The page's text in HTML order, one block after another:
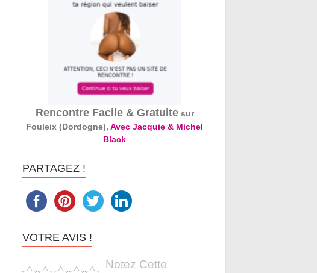
Rencontre Facile & Gratuitesur
Fouleix (Dordogne),Avec Jacquie & Michel
Black
PARTAGEZ !
VOTRE AVIS !
Notez Cette